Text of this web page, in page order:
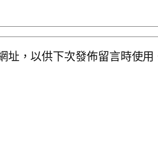
址，以供下次發佈留言時使用